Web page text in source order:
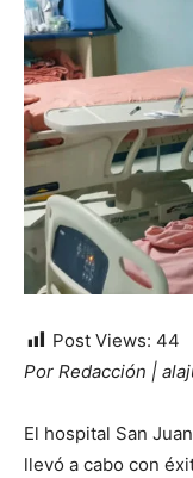
Post Views: 44
Por Redacción |
El hospital San
llevó a cabo con